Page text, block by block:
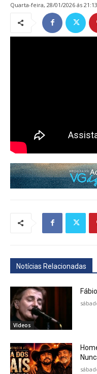
quarta-feira, 28/01/2026 ás 21:13
Notícias Relacionadas
Vídeos